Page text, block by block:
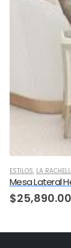
ESTILOS, LA
Mesa Lateral
$25,890.00